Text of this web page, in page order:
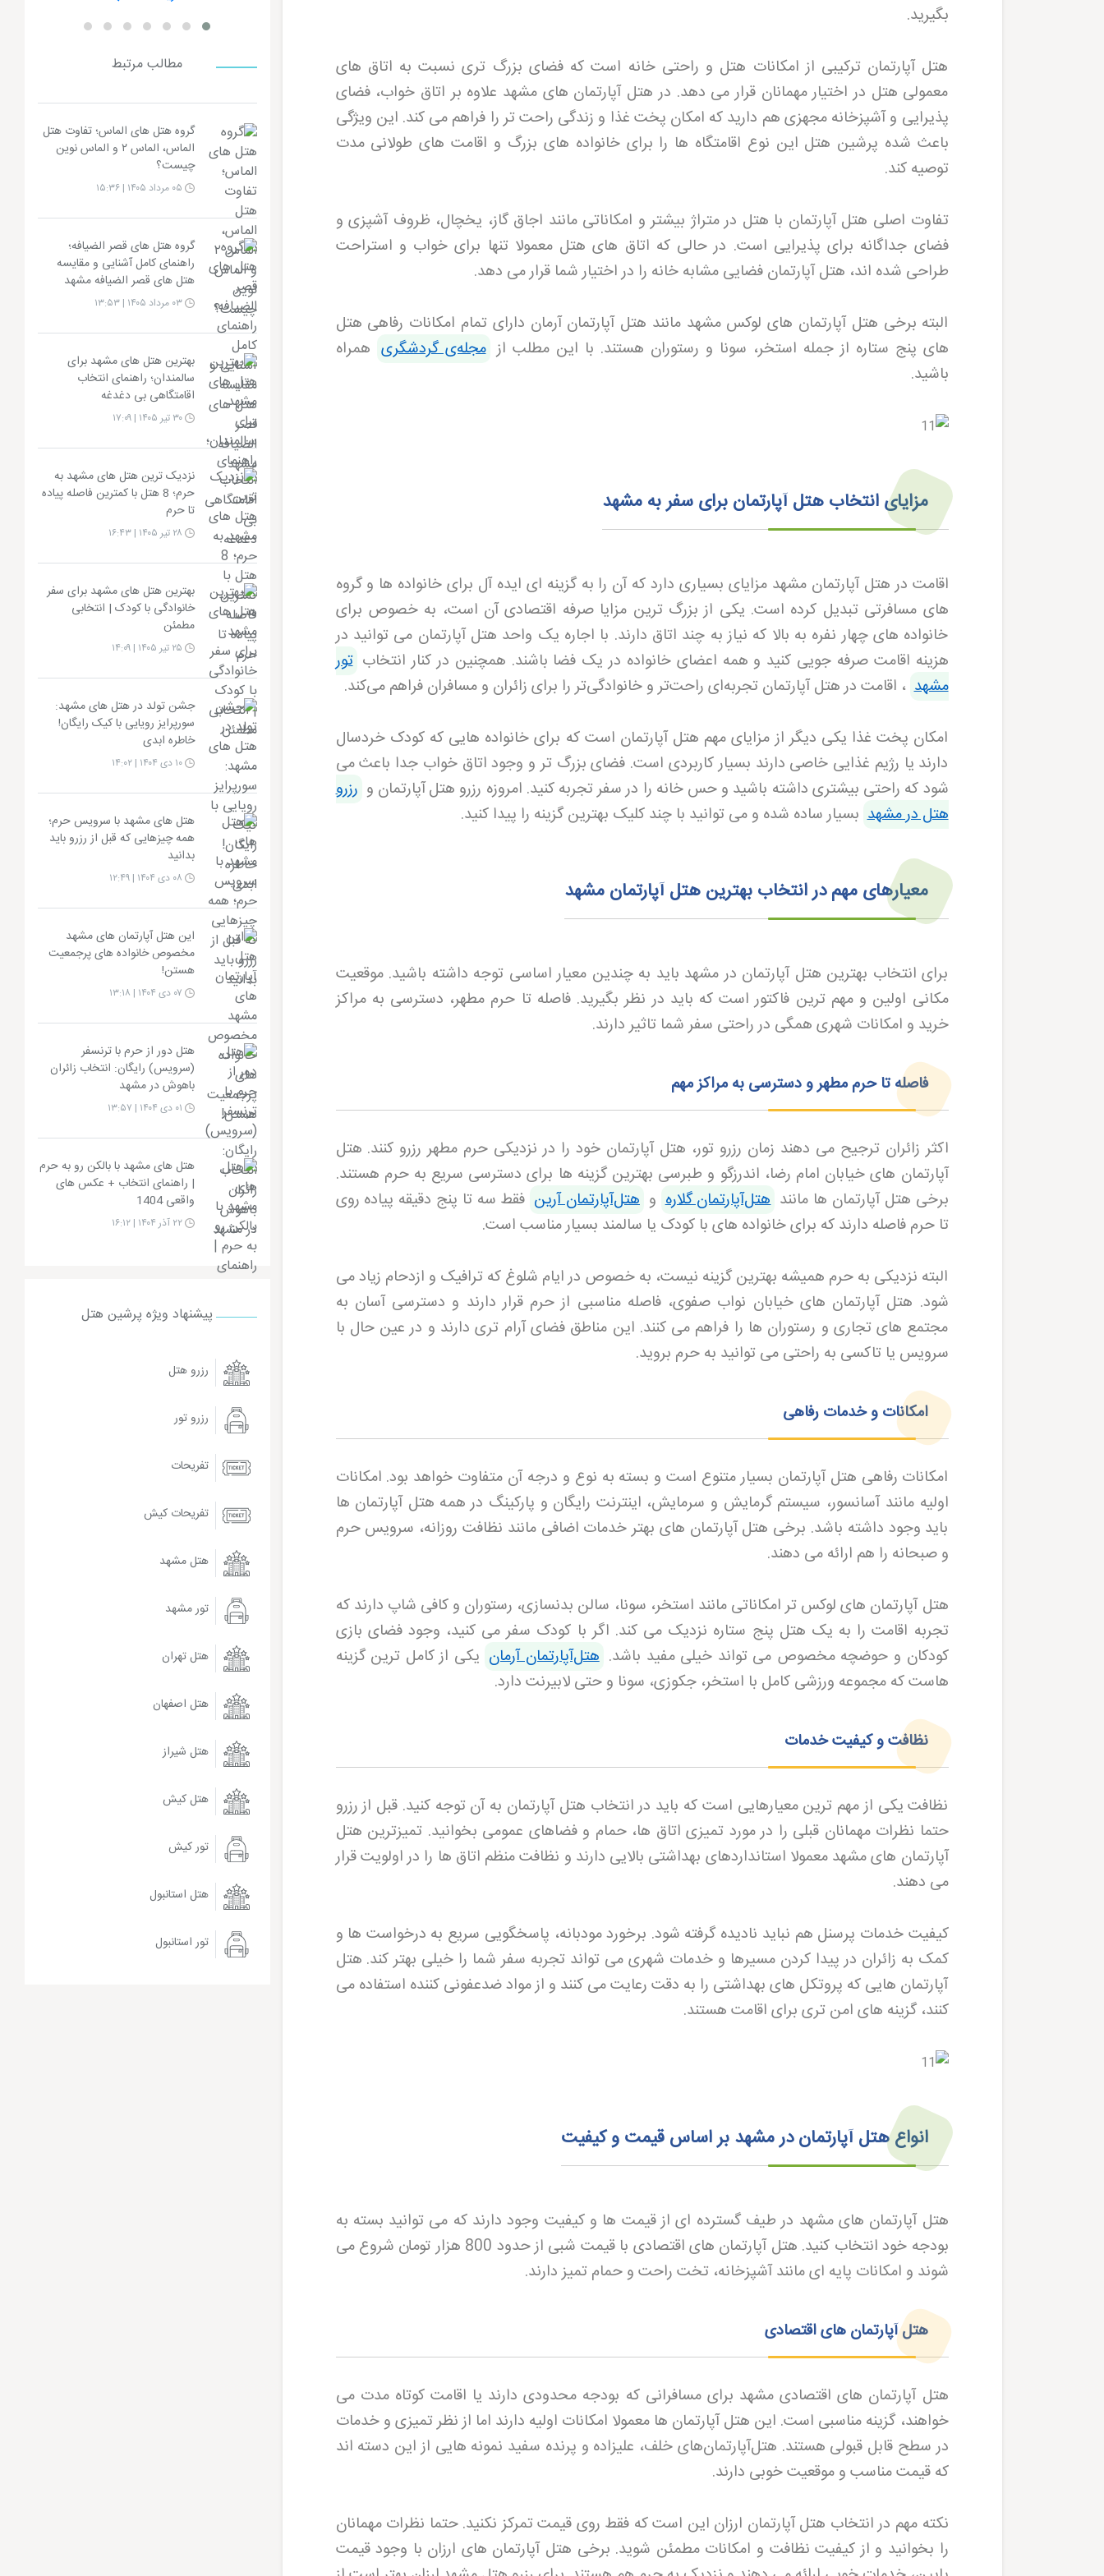
بگیرید.
هتل آپارتمان ترکیبی از امکانات هتل و راحتی خانه است که فضای بزرگ تری نسبت به اتاق های
معمولی هتل در اختیار مهمانان قرار می دهد. در هتل آپارتمان های مشهد علاوه بر اتاق خواب، فضای
پذیرایی و آشپزخانه مجهزی هم دارید که امکان پخت غذا و زندگی راحت تر را فراهم می کند. این ویژگی
باعث شده پرشین هتل این نوع اقامتگاه ها را برای خانواده های بزرگ و اقامت های طولانی مدت
توصیه کند.
تفاوت اصلی هتل آپارتمان با هتل در متراژ بیشتر و امکاناتی مانند اجاق گاز، یخچال، ظروف آشپزی و
فضای جداگانه برای پذیرایی است. در حالی که اتاق های هتل معمولا تنها برای خواب و استراحت
طراحی شده اند، هتل آپارتمان فضایی مشابه خانه را در اختیار شما قرار می دهد.
البته برخی هتل آپارتمان های لوکس مشهد مانند هتل آپارتمان آرمان دارای تمام امکانات رفاهی هتل
های پنج ستاره از جمله استخر، سونا و رستوران هستند. با این مطلب از مجله‌ی گردشگری همراه
باشید.
مزایای انتخاب هتل آپارتمان برای سفر به مشهد
اقامت در هتل آپارتمان مشهد مزایای بسیاری دارد که آن را به گزینه ای ایده آل برای خانواده ها و گروه
های مسافرتی تبدیل کرده است. یکی از بزرگ ترین مزایا صرفه اقتصادی آن است، به خصوص برای
خانواده های چهار نفره به بالا که نیاز به چند اتاق دارند. با اجاره یک واحد هتل آپارتمان می توانید در
هزینه اقامت صرفه جویی کنید و همه اعضای خانواده در یک فضا باشند. همچنین در کنار انتخاب تور
مشهد ، اقامت در هتل آپارتمان تجربه‌ای راحت‌تر و خانوادگی‌تر را برای زائران و مسافران فراهم می‌کند.
امکان پخت غذا یکی دیگر از مزایای مهم هتل آپارتمان است که برای خانواده هایی که کودک خردسال
دارند یا رژیم غذایی خاصی دارند بسیار کاربردی است. فضای بزرگ تر و وجود اتاق خواب جدا باعث می
شود که راحتی بیشتری داشته باشید و حس خانه را در سفر تجربه کنید. امروزه رزرو هتلآپارتمان و رزرو
هتل در مشهد بسیار ساده شده و می توانید با چند کلیک بهترین گزینه را پیدا کنید.
معیارهای مهم در انتخاب بهترین هتل آپارتمان مشهد
برای انتخاب بهترین هتل آپارتمان در مشهد باید به چندین معیار اساسی توجه داشته باشید. موقعیت
مکانی اولین و مهم ترین فاکتور است که باید در نظر بگیرید. فاصله تا حرم مطهر، دسترسی به مراکز
خرید و امکانات شهری همگی در راحتی سفر شما تاثیر دارند.
فاصله تا حرم مطهر و دسترسی به مراکز مهم
اکثر زائران ترجیح می دهند زمان رزرو تور، هتل آپارتمان خود را در نزدیکی حرم مطهر رزرو کنند. هتل
آپارتمان های خیابان امام رضا، اندرزگو و طبرسی بهترین گزینه ها برای دسترسی سریع به حرم هستند.
برخی هتل آپارتمان ها مانند هتل‌آپارتمان گلاره و هتل‌آپارتمان آرین فقط سه تا پنج دقیقه پیاده روی
تا حرم فاصله دارند که برای خانواده های با کودک یا سالمند بسیار مناسب است.
البته نزدیکی به حرم همیشه بهترین گزینه نیست، به خصوص در ایام شلوغ که ترافیک و ازدحام زیاد می
شود. هتل آپارتمان های خیابان نواب صفوی، فاصله مناسبی از حرم قرار دارند و دسترسی آسان به
مجتمع های تجاری و رستوران ها را فراهم می کنند. این مناطق فضای آرام تری دارند و در عین حال با
سرویس یا تاکسی به راحتی می توانید به حرم بروید.
امکانات و خدمات رفاهی
امکانات رفاهی هتل آپارتمان بسیار متنوع است و بسته به نوع و درجه آن متفاوت خواهد بود. امکانات
اولیه مانند آسانسور، سیستم گرمایش و سرمایش، اینترنت رایگان و پارکینگ در همه هتل آپارتمان ها
باید وجود داشته باشد. برخی هتل آپارتمان های بهتر خدمات اضافی مانند نظافت روزانه، سرویس حرم
و صبحانه را هم ارائه می دهند.
هتل آپارتمان های لوکس تر امکاناتی مانند استخر، سونا، سالن بدنسازی، رستوران و کافی شاپ دارند که
تجربه اقامت را به یک هتل پنج ستاره نزدیک می کند. اگر با کودک سفر می کنید، وجود فضای بازی
کودکان و حوضچه مخصوص می تواند خیلی مفید باشد. هتل‌آپارتمان آرمان یکی از کامل ترین گزینه
هاست که مجموعه ورزشی کامل با استخر، جکوزی، سونا و حتی لابیرنت دارد.
نظافت و کیفیت خدمات
نظافت یکی از مهم ترین معیارهایی است که باید در انتخاب هتل آپارتمان به آن توجه کنید. قبل از رزرو
حتما نظرات مهمانان قبلی را در مورد تمیزی اتاق ها، حمام و فضاهای عمومی بخوانید. تمیزترین هتل
آپارتمان های مشهد معمولا استانداردهای بهداشتی بالایی دارند و نظافت منظم اتاق ها را در اولویت قرار
می دهند.
کیفیت خدمات پرسنل هم نباید نادیده گرفته شود. برخورد مودبانه، پاسخگویی سریع به درخواست ها و
کمک به زائران در پیدا کردن مسیرها و خدمات شهری می تواند تجربه سفر شما را خیلی بهتر کند. هتل
آپارتمان هایی که پروتکل های بهداشتی را به دقت رعایت می کنند و از مواد ضدعفونی کننده استفاده می
کنند، گزینه های امن تری برای اقامت هستند.
انواع هتل آپارتمان در مشهد بر اساس قیمت و کیفیت
هتل آپارتمان های مشهد در طیف گسترده ای از قیمت ها و کیفیت وجود دارند که می توانید بسته به
بودجه خود انتخاب کنید. هتل آپارتمان های اقتصادی با قیمت شبی از حدود 800 هزار تومان شروع می
شوند و امکانات پایه ای مانند آشپزخانه، تخت راحت و حمام تمیز دارند.
هتل آپارتمان های اقتصادی
هتل آپارتمان های اقتصادی مشهد برای مسافرانی که بودجه محدودی دارند یا اقامت کوتاه مدت می
خواهند، گزینه مناسبی است. این هتل آپارتمان ها معمولا امکانات اولیه دارند اما از نظر تمیزی و خدمات
در سطح قابل قبولی هستند. هتل‌آپارتمان‌های خلف، علیزاده و پرنده سفید نمونه هایی از این دسته اند
که قیمت مناسب و موقعیت خوبی دارند.
نکته مهم در انتخاب هتل آپارتمان ارزان این است که فقط روی قیمت تمرکز نکنید. حتما نظرات مهمانان
را بخوانید و از کیفیت نظافت و امکانات مطمئن شوید. برخی هتل آپارتمان های ارزان با وجود قیمت
مطالب مرتبط
گروه هتل های الماس؛ تفاوت هتل
الماس، الماس ۲ و الماس نوین
چیست؟
گروه هتل های قصر الضیافه؛
راهنمای کامل آشنایی و مقایسه
هتل های قصر الضیافه مشهد
۰۳ مرداد ۱۴۰۵ | ۱۳:۵۳
بهترین هتل های مشهد برای
سالمندان؛ راهنمای انتخاب
اقامتگاهی بی دغدغه
۳۰ تیر ۱۴۰۵ | ۱۷:۰۹
نزدیک ترین هتل های مشهد به
حرم؛ 8 هتل با کمترین فاصله پیاده
تا حرم
بهترین هتل های مشهد برای سفر
خانوادگی با کودک | انتخابی
مطمئن
جشن تولد در هتل های مشهد:
سورپرایز رویایی با کیک رایگان!
خاطره ابدی
۱۰ دی ۱۴۰۴ | ۱۴:۰۲
هتل های مشهد با سرویس حرم؛
همه چیزهایی که قبل از رزرو باید
بدانید
این هتل آپارتمان های مشهد
مخصوص خانواده های پرجمعیت
هستن!
هتل دور از حرم با ترنسفر
(سرویس) رایگان: انتخاب زائران
باهوش در مشهد
هتل های مشهد با بالکن رو به حرم
| راهنمای انتخاب + عکس های
واقعی 1404
۲۲ آذر ۱۴۰۴ | ۱۶:۱۲
پیشنهاد ویژه پرشین هتل
رزرو هتل
رزرو تور
تفریحات
تفریحات کیش
هتل مشهد
تور مشهد
هتل تهران
هتل اصفهان
هتل شیراز
هتل کیش
تور کیش
هتل استانبول
تور استانبول